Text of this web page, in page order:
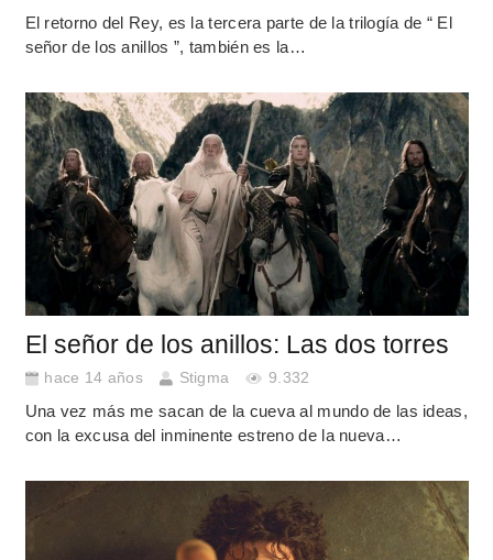
El retorno del Rey, es la tercera parte de la trilogía de “ El
señor de los anillos ”, también es la…
El señor de los anillos: Las dos torres
hace 14 años Stigma 9.332
Una vez más me sacan de la cueva al mundo de las ideas,
con la excusa del inminente estreno de la nueva…